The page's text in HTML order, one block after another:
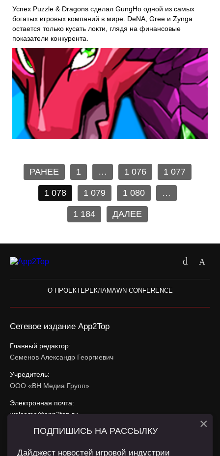
Успех Puzzle & Dragons сделал GungHo одной из самых
богатых игровых компаний в мире. DeNA, Gree и Zynga
остается только кусать локти, глядя на финансовые
показатели конкурента.
РАНЕЕ 1 … 1 076 1 077
1 078 1 079 1 080 …
1 184 ДАЛЕЕ
О ПРОЕКТЕРЕКЛАМАWN CONFERENCE
Сетевое издание App2Top
Главный редактор:
Семенов Александр Георгиевич
Учредитель:
ООО «ВН Медиа Групп»
Электронная почта:
welcome@app2top.ru
При использовании материалов активная ссылка на
ПОДПИШИСЬ НА РАССЫЛКУ
Дайджест новостей игровой индустрии
×